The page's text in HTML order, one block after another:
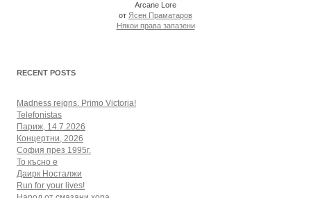
Arcane Lore
от Ясен Праматаров
Някои права запазени
RECENT POSTS
Madness reigns. Primo Victoria!
Telefonistas
Париж, 14.7.2026
Концертни, 2026
София през 1995г.
То късно е
Даирк Носталжи
Run for your lives!